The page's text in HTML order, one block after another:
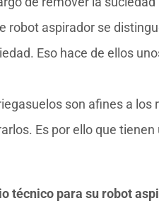
robot aspirador se
Eso hace de ellos
son afines a
Es por ello que
técnico para su robot